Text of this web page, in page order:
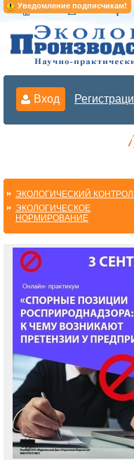
Уведомление подписчикам!
Вход
ЭКОЛОГИЧЕСКИЙ
ЭКОЛОГИЧЕСКОЕ
НОРМИРОВАНИЕ